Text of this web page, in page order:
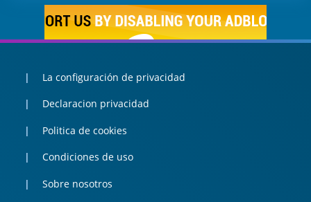
La configuración de privacidad
Declaracion privacidad
Politica de cookies
Condiciones de uso
Sobre nosotros